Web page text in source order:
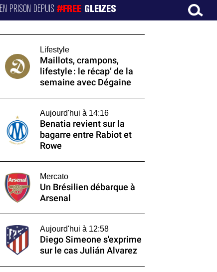
EN PRISON DEPUIS#FREE GLEIZES
Lifestyle
Maillots, crampons,
lifestyle : le récap’ de la
semaine avec Dégaine
Aujourd'hui à 14:16
Benatia revient sur la
bagarre entre Rabiot et
Rowe
Mercato
Un Brésilien débarque à
Arsenal
Aujourd'hui à 12:58
Diego Simeone s'exprime
sur le cas Julián Alvarez